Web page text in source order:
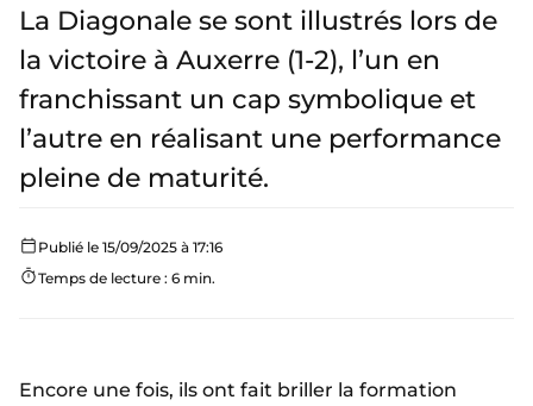
La Diagonale se sont illustrés lors de
la victoire à Auxerre (1-2), l’un en
franchissant un cap symbolique et
l’autre en réalisant une performance
pleine de maturité.
Publié le 15/09/2025 à 17:16
Temps de lecture : 6 min.
Encore une fois, ils ont fait briller la formation